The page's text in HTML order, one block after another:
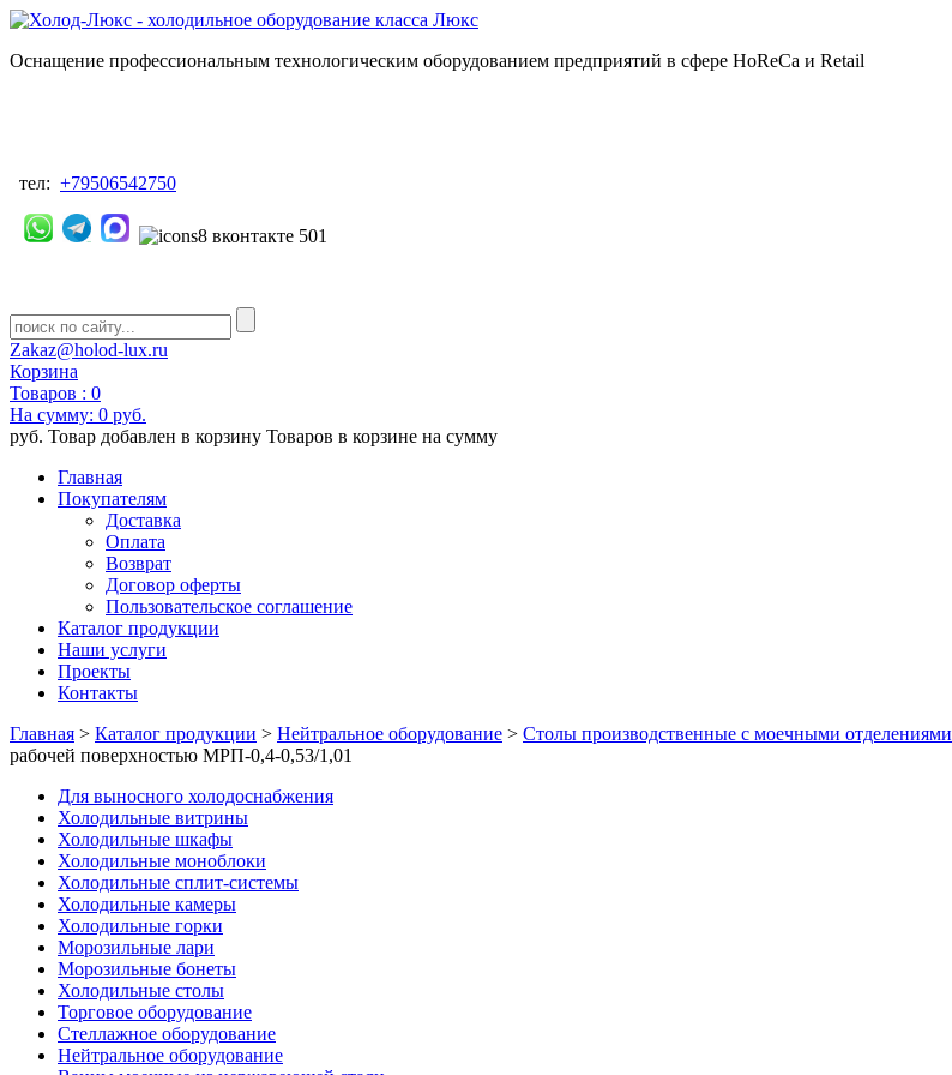
Оснащение профессиональным технологическим оборудованием предприятий в сфере HoReCa и Retail
тел: +79506542750
Zakaz@holod-lux.ru
Корзина
Товаров : 0
На сумму: 0 руб.
руб. Товар добавлен в корзину Товаров в корзине на сумму
Главная
Покупателям
Доставка
Оплата
Возврат
Договор оферты
Пользовательское соглашение
Каталог продукции
Наши услуги
Проекты
Контакты
Главная > Каталог продукции > Нейтральное оборудование > Столы производственные с моечными отделениями
рабочей поверхностью МРП-0,4-0,53/1,01
Для выносного холодоснабжения
Холодильные витрины
Холодильные шкафы
Холодильные моноблоки
Холодильные сплит-системы
Холодильные камеры
Холодильные горки
Морозильные лари
Морозильные бонеты
Холодильные столы
Торговое оборудование
Стеллажное оборудование
Нейтральное оборудование